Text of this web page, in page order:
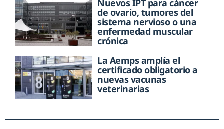
Nuevos IPT para cáncer
de ovario, tumores del
sistema nervioso o una
enfermedad muscular
crónica
La Aemps amplía el
certificado obligatorio a
nuevas vacunas
veterinarias